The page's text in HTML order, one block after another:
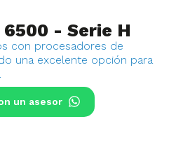
6500 - Serie H
con procesadores de
una excelente opción para
un asesor